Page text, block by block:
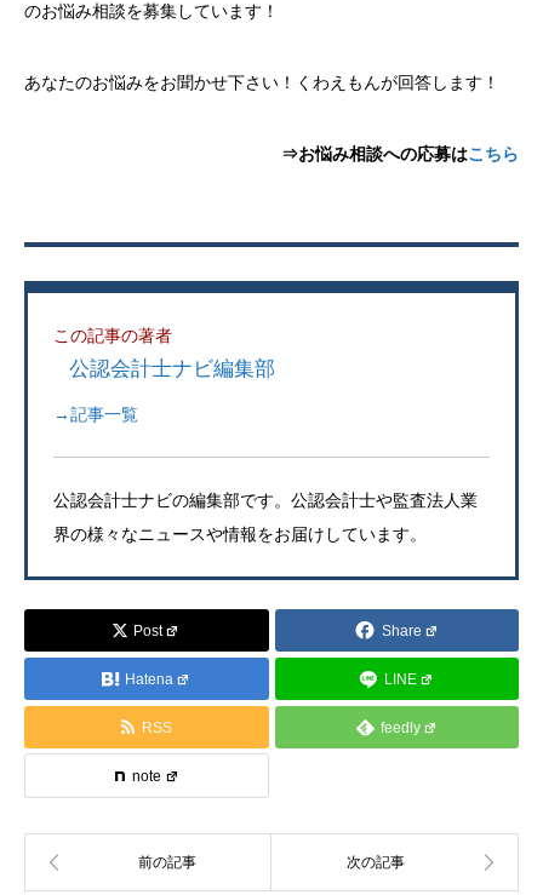
のお悩み相談を募集しています！
あなたのお悩みをお聞かせ下さい！くわえもんが回答します！
⇒お悩み相談への応募はこちら
この記事の著者
公認会計士ナビ編集部
→記事一覧
公認会計士ナビの編集部です。公認会計士や監査法人業
界の様々なニュースや情報をお届けしています。
Post Share
Hatena LINE
RSS feedly
note